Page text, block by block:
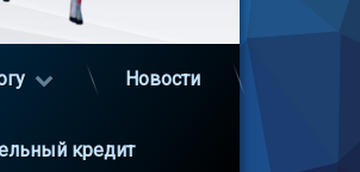
Новости
кредит